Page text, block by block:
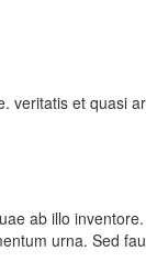
et quasi
ab illo
urna. Sed